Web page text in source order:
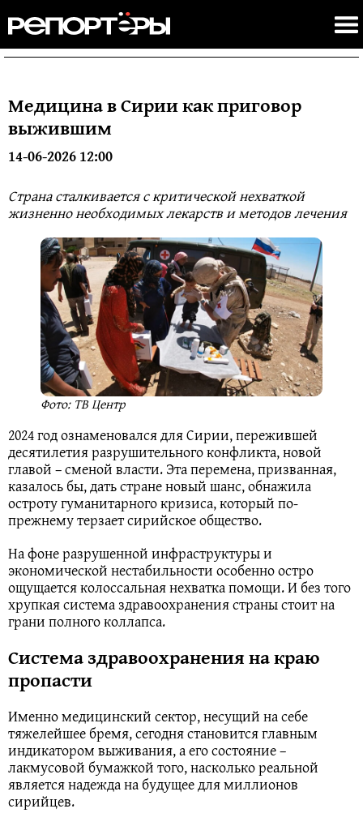
Медицина в Сирии как приговор
выжившим
14-06-2026 12:00
Страна сталкивается с критической нехваткой
жизненно необходимых лекарств и методов лечения
Фото: ТВ Центр
2024 год ознаменовался для Сирии, пережившей
десятилетия разрушительного конфликта, новой
главой – сменой власти. Эта перемена, призванная,
казалось бы, дать стране новый шанс, обнажила
остроту гуманитарного кризиса, который по-
прежнему терзает сирийское общество.
На фоне разрушенной инфраструктуры и
экономической нестабильности особенно остро
ощущается колоссальная нехватка помощи. И без того
хрупкая система здравоохранения страны стоит на
грани полного коллапса.
Система здравоохранения на краю
пропасти
Именно медицинский сектор, несущий на себе
тяжелейшее бремя, сегодня становится главным
индикатором выживания, а его состояние –
лакмусовой бумажкой того, насколько реальной
является надежда на будущее для миллионов
сирийцев.